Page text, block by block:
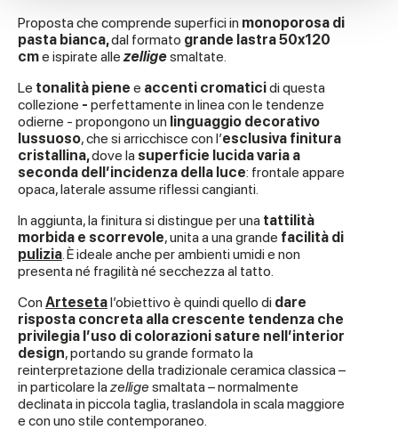
We also share information about your use of our site with
our social media, advertising and analytics partners who
may combine it with other information that you’ve
provided to them or that they’ve collected from your use
of their services.
Proposta che comprende superfici in monoporosa di
pasta bianca,dal formato grande lastra 50x120
cme ispirate alle zelligesmaltate.
Le tonalità piene e accenti cromaticidi questa
collezione - perfettamente in linea con le tendenze
odierne - propongono un linguaggio decorativo
lussuoso, che si arricchisce con l’esclusiva finitura
cristallina,dove la superficie lucida varia a
seconda dell’incidenza della luce: frontale appare
opaca, laterale assume riflessi cangianti.
In aggiunta, la finitura si distingue per una tattilità
morbida e scorrevole, unita a una grande facilità di
pulizia . È ideale anche per ambienti umidi e non
presenta né fragilità né secchezza al tatto.
Con Artesetal’obiettivo è quindi quello di dare
risposta concreta alla crescente tendenza che
privilegia l’uso di colorazioni sature nell’interior
design, portando su grande formato la
reinterpretazione della tradizionale ceramica classica –
in particolare la zellige smaltata – normalmente
declinata in piccola taglia, traslandola in scala maggiore
e con uno stile contemporaneo.